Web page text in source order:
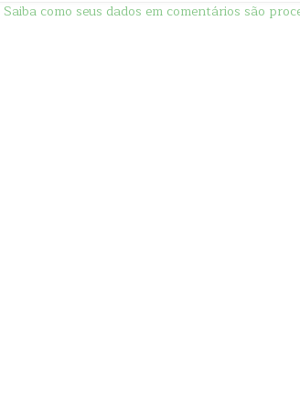
Saiba como seus dados em comentários são